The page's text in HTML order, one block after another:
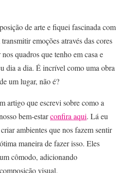
de arte e fiquei fascinada com
emoções através das cores
quadros que tenho em casa e
dia a dia. É incrível como uma obra
um lugar, não é?
artigo que escrevi sobre como a
bem-estarconfira aqui. Lá eu
ambientes que nos fazem sentir
maneira de fazer isso. Eles
cômodo, adicionando
visual.